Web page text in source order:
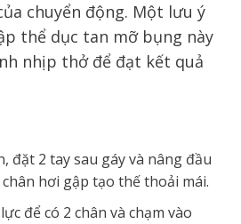
chuyển động. Một lưu ý
thể dục tan mỡ bụng này
nhịp thở để đạt kết quả
đặt 2 tay sau gáy và nâng đầu
hơi gập tạo thế thoải mái.
để có 2 chân và chạm vào